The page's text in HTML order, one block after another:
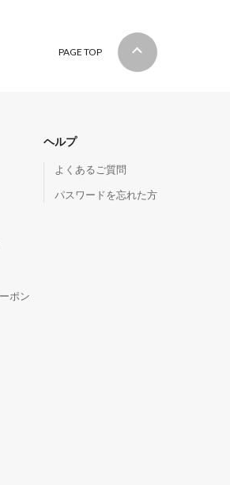
PAGE TOP
ポン
ヘルプ
よくあるご質問
パスワードを忘れた方